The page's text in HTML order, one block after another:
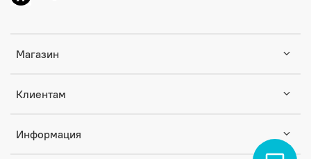
Магазин
Клиентам
Информация